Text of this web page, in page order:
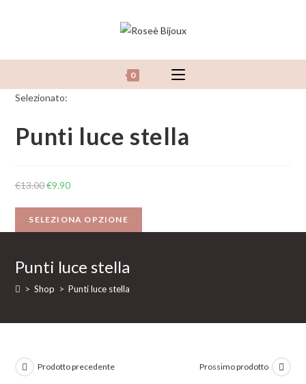
0
Selezionato:
Punti luce stella
€13.00€9.90
SELEZIONA OPZIONE
Punti luce stella
> Shop > Punti luce stella
Prodotto precedente Prossimo prodotto